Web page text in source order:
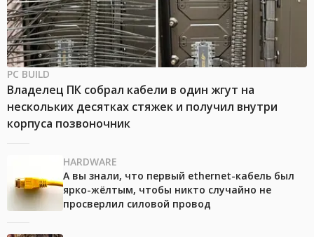
PC BUILD
Владелец ПК собрал кабели в один жгут на
нескольких десятках стяжек и получил внутри
корпуса позвоночник
HARDWARE
А вы знали, что первый ethernet-кабель был
ярко-жёлтым, чтобы никто случайно не
просверлил силовой провод